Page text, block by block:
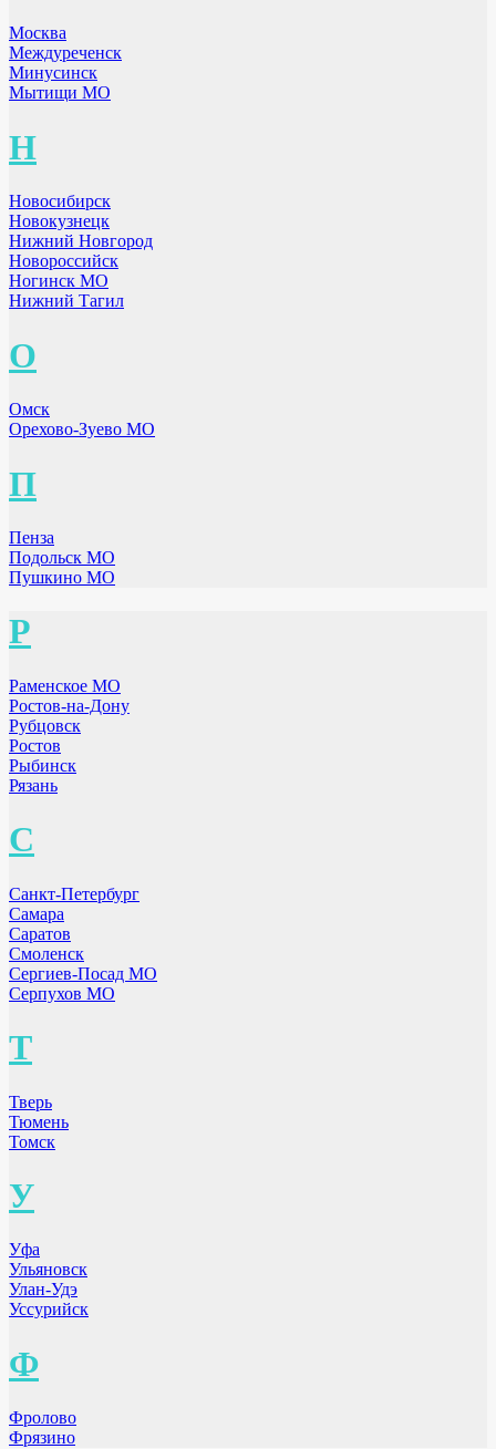
Москва
Междуреченск
Минусинск
Мытищи МО
Н
Новосибирск
Новокузнецк
Нижний Новгород
Новороссийск
Ногинск МО
Нижний Тагил
О
Омск
Орехово-Зуево МО
П
Пенза
Подольск МО
Пушкино МО
Р
Раменское МО
Ростов-на-Дону
Рубцовск
Ростов
Рыбинск
Рязань
С
Санкт-Петербург
Самара
Саратов
Смоленск
Сергиев-Посад МО
Серпухов МО
Т
Тверь
Тюмень
Томск
У
Уфа
Ульяновск
Улан-Удэ
Уссурийск
Ф
Фролово
Фрязино